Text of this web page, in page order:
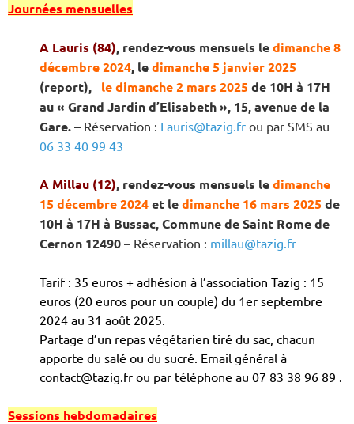
Journées mensuelles
A Lauris (84), rendez-vous mensuels ledimanche 8
décembre 2024, ledimanche 5 janvier 2025
(report),
le dimanche 2 mars 2025de 10H à 17H
au « Grand Jardin d’Elisabeth », 15, avenue de la
Gare.– Réservation : Lauris@tazig.fr ou par SMS au
06 33 40 99 43
A Millau (12), rendez-vous mensuels ledimanche
15 décembre 2024et ledimanche 16 mars 2025de
10H à 17H à Bussac, Commune de Saint Rome de
Cernon 12490– Réservation : millau@tazig.fr
Tarif : 35 euros + adhésion à l’association Tazig : 15
euros (20 euros pour un couple) du 1er septembre
2024 au 31 août 2025.
Partage d’un repas végétarien tiré du sac, chacun
apporte du salé ou du sucré. Email général à
contact@tazig.fr ou par téléphone au 07 83 38 96 89 .
Sessions hebdomadaires